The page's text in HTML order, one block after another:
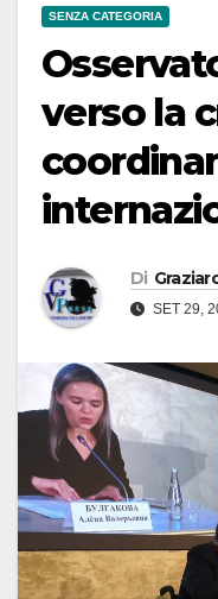
SENZA CATEGORIA
verso la
Di
SET 29,